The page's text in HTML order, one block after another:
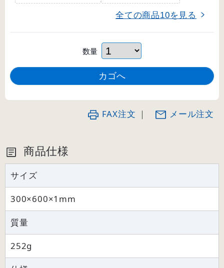
全ての商品10を見る
数量
FAX注文 ｜ メール注文
商品仕様
サイズ
300×600×1mm
質量
252g